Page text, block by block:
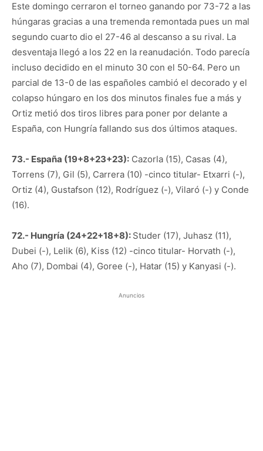
Este domingo cerraron el torneo ganando por 73-72 a las
húngaras gracias a una tremenda remontada pues un mal
segundo cuarto dio el 27-46 al descanso a su rival. La
desventaja llegó a los 22 en la reanudación. Todo parecía
incluso decidido en el minuto 30 con el 50-64. Pero un
parcial de 13-0 de las españoles cambió el decorado y el
colapso húngaro en los dos minutos finales fue a más y
Ortiz metió dos tiros libres para poner por delante a
España, con Hungría fallando sus dos últimos ataques.
73.- España (19+8+23+23): Cazorla (15), Casas (4),
Torrens (7), Gil (5), Carrera (10) -cinco titular- Etxarri (-),
Ortiz (4), Gustafson (12), Rodríguez (-), Vilaró (-) y Conde
(16).
72.- Hungría (24+22+18+8): Studer (17), Juhasz (11),
Dubei (-), Lelik (6), Kiss (12) -cinco titular- Horvath (-),
Aho (7), Dombai (4), Goree (-), Hatar (15) y Kanyasi (-).
Anuncios